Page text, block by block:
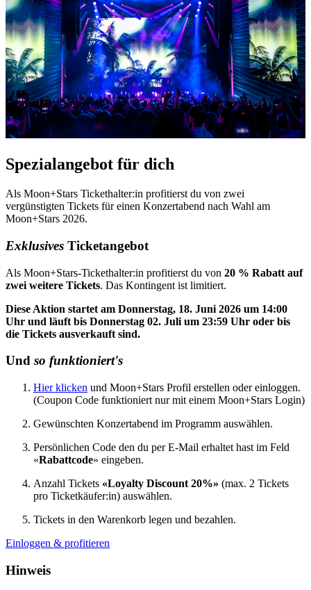
Spezialangebot für dich
Als Moon+Stars Tickethalter:in profitierst du von zwei
vergünstigten Tickets für einen Konzertabend nach Wahl am
Moon+Stars 2026.
Exklusives Ticketangebot
Als Moon+Stars-Tickethalter:in profitierst du von 20 % Rabatt auf
zwei weitere Tickets. Das Kontingent ist limitiert.
Diese Aktion startet am Donnerstag, 18. Juni 2026 um 14:00
Uhr und läuft bis Donnerstag 02. Juli um 23:59 Uhr oder bis
die Tickets ausverkauft sind.
Und so funktioniert's
Hier klicken und Moon+Stars Profil erstellen oder einloggen.
(Coupon Code funktioniert nur mit einem Moon+Stars Login)
Gewünschten Konzertabend im Programm auswählen.
Persönlichen Code den du per E-Mail erhaltet hast im Feld
«Rabattcode» eingeben.
Anzahl Tickets «Loyalty Discount 20%» (max. 2 Tickets
pro Ticketkäufer:in) auswählen.
Tickets in den Warenkorb legen und bezahlen.
Einloggen & profitieren
Hinweis